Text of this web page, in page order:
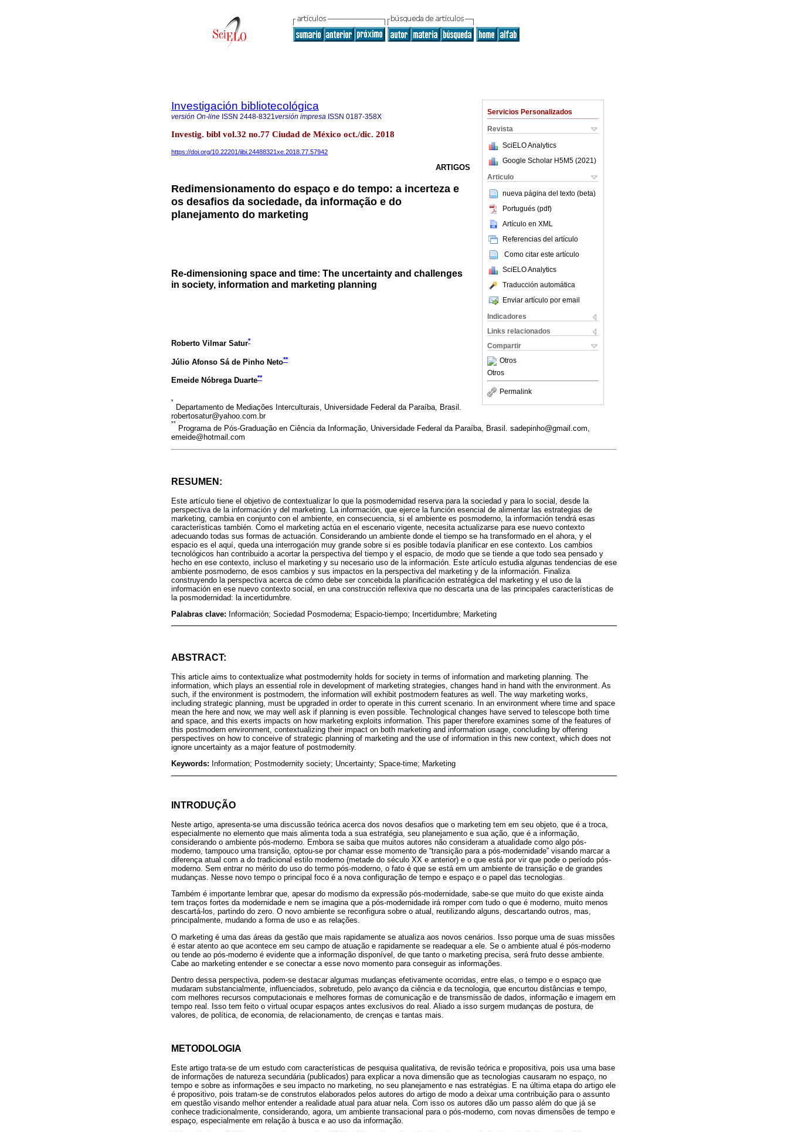
Servicios Personalizados
Revista
SciELO Analytics
Google Scholar H5M5 (2021 )
Articulo
nueva página del texto (beta)
Portugués (pdf)
Artículo en XML
Referencias del artículo
Como citar este artículo
SciELO Analytics
Traducción automática
Enviar artículo por email
Indicadores
Links relacionados
Compartir
Otros
Otros
Permalink
Investigación bibliotecológica
versión On-line ISSN 2448-8321versión impresa ISSN 0187-358X
Investig. bibl vol.32 no.77 Ciudad de México oct./dic. 2018
https://doi.org/10.22201/iibi.24488321xe.2018.77.57942
ARTIGOS
Redimensionamento do espaço e do tempo: a incerteza e
os desafios da sociedade, da informação e do
planejamento do marketing
Re-dimensioning space and time: The uncertainty and challenges
in society, information and marketing planning
Roberto Vilmar Satur*
Júlio Afonso Sá de Pinho Neto**
Emeide Nóbrega Duarte**
*
Departamento de Mediações Interculturais, Universidade Federal da Paraíba, Brasil.
robertosatur@yahoo.com.br
**
Programa de Pós-Graduação en Ciência da Informação, Universidade Federal da Paraíba, Brasil. sadepinho@gmail.com,
emeide@hotmail.com
RESUMEN:
Este artículo tiene el objetivo de contextualizar lo que la posmodernidad reserva para la sociedad y para lo social, desde la
perspectiva de la información y del marketing. La información, que ejerce la función esencial de alimentar las estrategias de
marketing, cambia en conjunto con el ambiente, en consecuencia, si el ambiente es posmoderno, la información tendrá esas
características también. Como el marketing actúa en el escenario vigente, necesita actualizarse para ese nuevo contexto
adecuando todas sus formas de actuación. Considerando un ambiente donde el tiempo se ha transformado en el ahora, y el
espacio es el aquí, queda una interrogación muy grande sobre si es posible todavía planificar en ese contexto. Los cambios
tecnológicos han contribuido a acortar la perspectiva del tiempo y el espacio, de modo que se tiende a que todo sea pensado y
hecho en ese contexto, incluso el marketing y su necesario uso de la información. Este artículo estudia algunas tendencias de ese
ambiente posmoderno, de esos cambios y sus impactos en la perspectiva del marketing y de la información. Finaliza
construyendo la perspectiva acerca de cómo debe ser concebida la planificación estratégica del marketing y el uso de la
información en ese nuevo contexto social, en una construcción reflexiva que no descarta una de las principales características de
la posmodernidad: la incertidumbre.
Palabras clave: Información; Sociedad Posmoderna; Espacio-tiempo; Incertidumbre; Marketing
ABSTRACT:
This article aims to contextualize what postmodernity holds for society in terms of information and marketing planning. The
information, which plays an essential role in development of marketing strategies, changes hand in hand with the environment. As
such, if the environment is postmodern, the information will exhibit postmodern features as well. The way marketing works,
including strategic planning, must be upgraded in order to operate in this current scenario. In an environment where time and space
mean the here and now, we may well ask if planning is even possible. Technological changes have served to telescope both time
and space, and this exerts impacts on how marketing exploits information. This paper therefore examines some of the features of
this postmodern environment, contextualizing their impact on both marketing and information usage, concluding by offering
perspectives on how to conceive of strategic planning of marketing and the use of information in this new context, which does not
ignore uncertainty as a major feature of postmodernity.
Keywords: Information; Postmodernity society; Uncertainty; Space-time; Marketing
INTRODUÇÃO
Neste artigo, apresenta-se uma discussão teórica acerca dos novos desafios que o marketing tem em seu objeto, que é a troca,
especialmente no elemento que mais alimenta toda a sua estratégia, seu planejamento e sua ação, que é a informação,
considerando o ambiente pós-moderno. Embora se saiba que muitos autores não consideram a atualidade como algo pós-
moderno, tampouco uma transição, optou-se por chamar esse momento de “transição para a pós-modernidade” visando marcar a
diferença atual com a do tradicional estilo moderno (metade do século XX e anterior) e o que está por vir que pode o período pós-
moderno. Sem entrar no mérito do uso do termo pós-moderno, o fato é que se está em um ambiente de transição e de grandes
mudanças. Nesse novo tempo o principal foco é a nova configuração de tempo e espaço e o papel das tecnologias.
Também é importante lembrar que, apesar do modismo da expressão pós-modernidade, sabe-se que muito do que existe ainda
tem traços fortes da modernidade e nem se imagina que a pós-modernidade irá romper com tudo o que é moderno, muito menos
descartá-los, partindo do zero. O novo ambiente se reconfigura sobre o atual, reutilizando alguns, descartando outros, mas,
principalmente, mudando a forma de uso e as relações.
O marketing é uma das áreas da gestão que mais rapidamente se atualiza aos novos cenários. Isso porque uma de suas missões
é estar atento ao que acontece em seu campo de atuação e rapidamente se readequar a ele. Se o ambiente atual é pós-moderno
ou tende ao pós-moderno é evidente que a informação disponível, de que tanto o marketing precisa, será fruto desse ambiente.
Cabe ao marketing entender e se conectar a esse novo momento para conseguir as informações.
Dentro dessa perspectiva, podem-se destacar algumas mudanças efetivamente ocorridas, entre elas, o tempo e o espaço que
mudaram substancialmente, influenciados, sobretudo, pelo avanço da ciência e da tecnologia, que encurtou distâncias e tempo,
com melhores recursos computacionais e melhores formas de comunicação e de transmissão de dados, informação e imagem em
tempo real. Isso tem feito o virtual ocupar espaços antes exclusivos do real. Aliado a isso surgem mudanças de postura, de
valores, de política, de economia, de relacionamento, de crenças e tantas mais.
METODOLOGIA
Este artigo trata-se de um estudo com características de pesquisa qualitativa, de revisão teórica e propositiva, pois usa uma base
de informações de natureza secundária (publicados) para explicar a nova dimensão que as tecnologias causaram no espaço, no
tempo e sobre as informações e seu impacto no marketing, no seu planejamento e nas estratégias. E na última etapa do artigo ele
é propositivo, pois tratam-se de construtos elaborados pelos autores do artigo de modo a deixar uma contribuição para o assunto
em questão visando melhor entender a realidade atual para atuar nela. Com isso os autores dão um passo além do que já se
conhece tradicionalmente, considerando, agora, um ambiente transacional para o pós-moderno, com novas dimensões de tempo e
espaço, especialmente em relação à busca e ao uso da informação.